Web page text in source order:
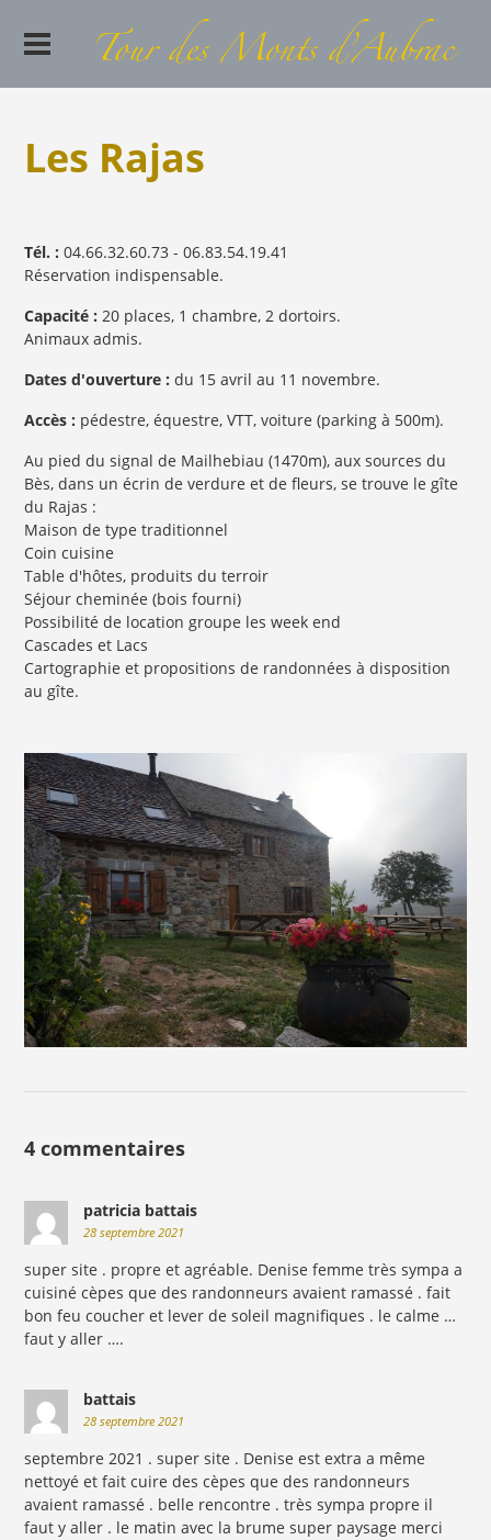
Les Rajas
Tél. : 04.66.32.60.73 - 06.83.54.19.41
Réservation indispensable.
Capacité : 20 places, 1 chambre, 2 dortoirs.
Animaux admis.
Dates d'ouverture : du 15 avril au 11 novembre.
Accès : pédestre, équestre, VTT, voiture (parking à 500m).
Au pied du signal de Mailhebiau (1470m), aux sources du
Bès, dans un écrin de verdure et de fleurs, se trouve le gîte
du Rajas :
Maison de type traditionnel
Coin cuisine
Table d'hôtes, produits du terroir
Séjour cheminée (bois fourni)
Possibilité de location groupe les week end
Cascades et Lacs
Cartographie et propositions de randonnées à disposition
au gîte.
4 commentaires
patricia battais
28 septembre 2021
super site . propre et agréable. Denise femme très sympa a
cuisiné cèpes que des randonneurs avaient ramassé . fait
bon feu coucher et lever de soleil magnifiques . le calme …
faut y aller ….
battais
28 septembre 2021
septembre 2021 . super site . Denise est extra a même
nettoyé et fait cuire des cèpes que des randonneurs
avaient ramassé . belle rencontre . très sympa propre il
faut y aller . le matin avec la brume super paysage merci